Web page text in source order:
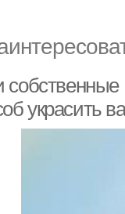
украсить